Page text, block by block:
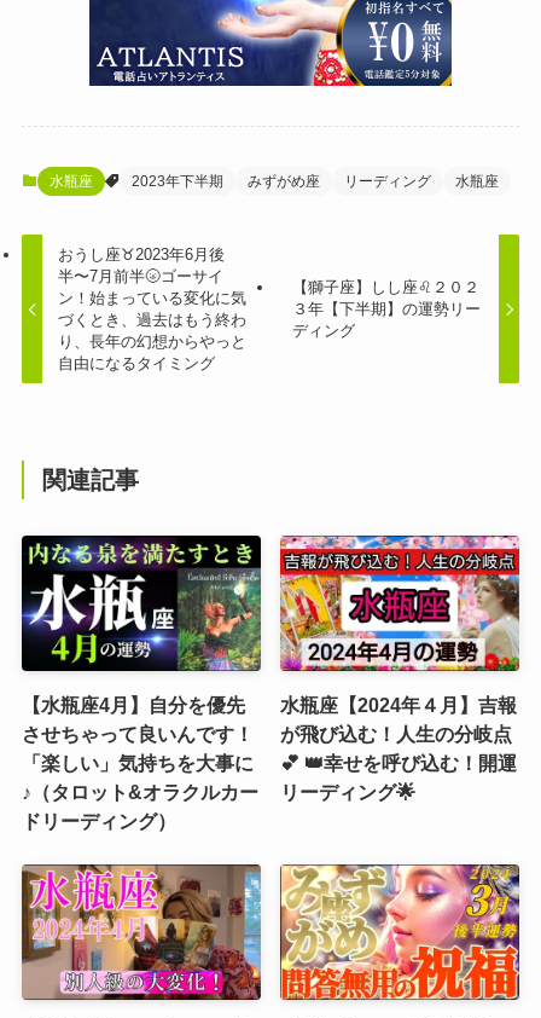
水瓶座 2023年下半期 みずがめ座 リーディング 水瓶座
おうし座♉️2023年6月後
半〜7月前半🌝ゴーサイ
ン！始まっている変化に気
づくとき、過去はもう終わ
り、長年の幻想からやっと
自由になるタイミング
【獅子座】しし座♌２０２
３年【下半期】の運勢リー
ディング
関連記事
【水瓶座4月】自分を優先
させちゃって良いんです！
「楽しい」気持ちを大事に
♪（タロット&オラクルカー
ドリーディング）
水瓶座【2024年４月】吉報
が飛び込む！人生の分岐点
💕 👑幸せを呼び込む！開運
リーディング🌟